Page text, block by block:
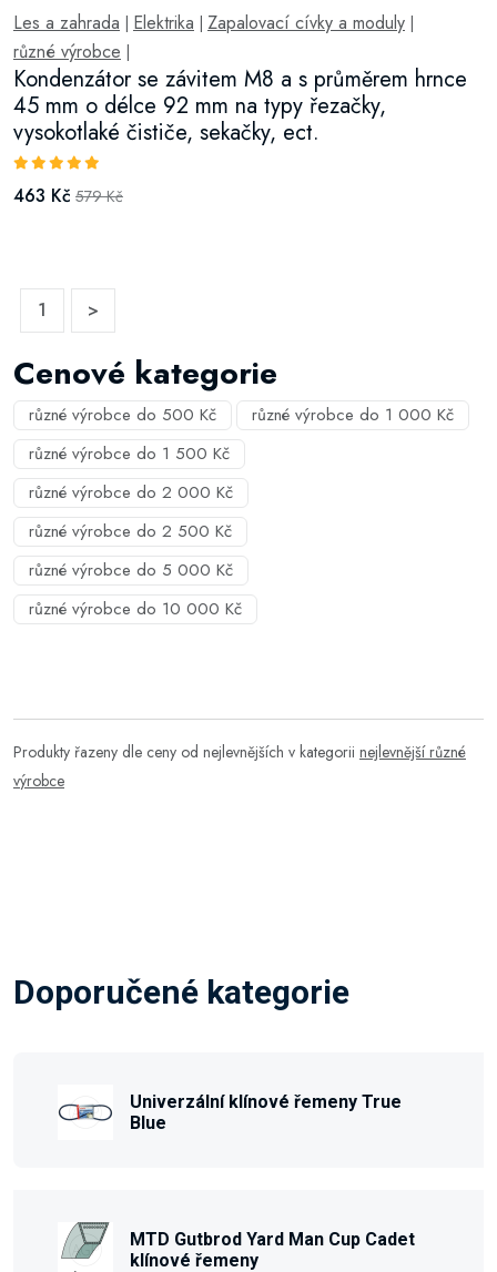
Les a zahrada Elektrika Zapalovací cívky a moduly
různé výrobce
Kondenzátor se závitem M8 a s průměrem hrnce
45 mm o délce 92 mm na typy řezačky,
vysokotlaké čističe, sekačky, ect.
463 Kč 579 Kč
1 >
Cenové kategorie
různé výrobce do 500 Kč
různé výrobce do 1 000 Kč
různé výrobce do 1 500 Kč
různé výrobce do 2 000 Kč
různé výrobce do 2 500 Kč
různé výrobce do 5 000 Kč
různé výrobce do 10 000 Kč
Produkty řazeny dle ceny od nejlevnějších v kategorii nejlevnější různé
výrobce
Doporučené kategorie
Univerzální klínové řemeny True
Blue
MTD Gutbrod Yard Man Cup Cadet
klínové řemeny